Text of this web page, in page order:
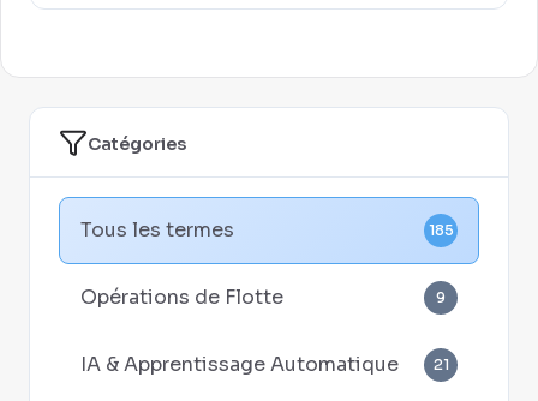
Catégories
Tous les termes 185
Opérations de Flotte 9
IA & Apprentissage Automatique 21